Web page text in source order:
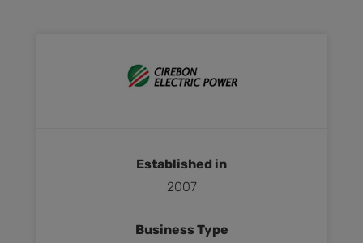
Established in
2007
Business Type